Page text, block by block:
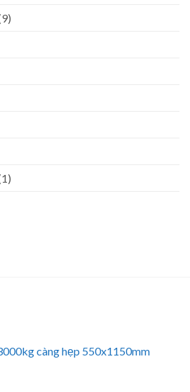
càng hẹp 550x1150mm